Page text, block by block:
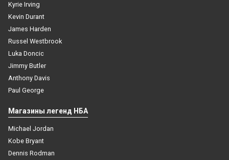
Kyrie Irving
Kevin Durant
James Harden
Russel Westbrook
Luka Doncic
Jimmy Butler
Anthony Davis
Paul George
Магазины легенд НБА
Michael Jordan
Kobe Bryant
Dennis Rodman